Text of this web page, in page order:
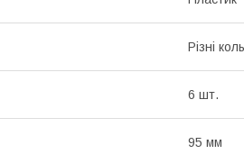
Різні
6 шт.
95 мм